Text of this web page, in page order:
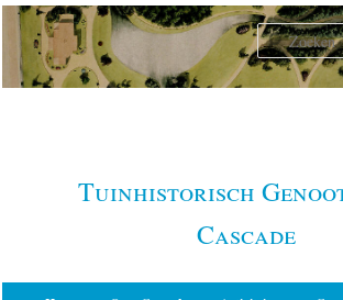
Spring
naar
primaire
Tuinhistorisch
Cascade